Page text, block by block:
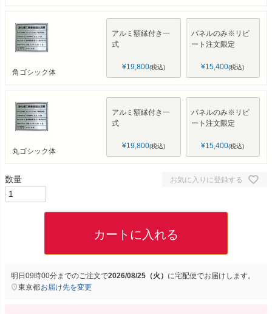
角ゴシック体
アルミ額縁付き一
式
¥19,800 税込
パネルのみ※リピ
ート注文限定
¥15,400 税込
丸ゴシック体
アルミ額縁付き一
式
¥19,800 税込
パネルのみ※リピ
ート注文限定
¥15,400 税込
お気に入りに登録する
カートに入れる
明日09時00分までのご注文で2026/08/25（火） に宅配便でお届けします。
東京都お届け先を変更